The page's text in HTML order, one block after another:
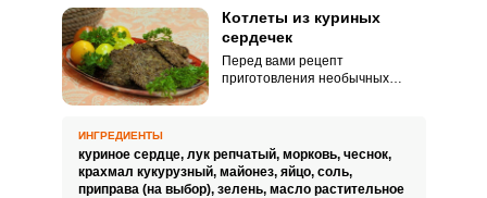
Котлеты из куриных
сердечек
Перед вами рецепт
приготовления необычных
между печеночными и мясными.
ИНГРЕДИЕНТЫ
куриное сердце, лук репчатый, морковь, чеснок,
крахмал кукурузный, майонез, яйцо, соль,
приправа (на выбор), зелень, масло растительное